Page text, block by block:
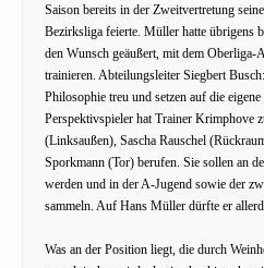
Saison bereits in der Zweitvertretung
Bezirksliga feierte. Müller hatte übrigens
den Wunsch geäußert, mit dem Oberliga-
trainieren. Abteilungsleiter Siegbert
Philosophie treu und setzen auf die
Perspektivspieler hat Trainer Krimphove
(Linksaußen), Sascha Rauschel
Sporkmann (Tor) berufen. Sie sollen an
werden und in der A-Jugend sowie der
sammeln. Auf Hans Müller dürfte er
Was an der Position liegt, die durch